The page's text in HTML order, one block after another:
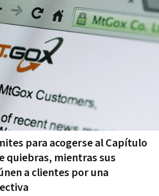
para acogerse al Capítulo
quiebras, mientras sus
a clientes por una